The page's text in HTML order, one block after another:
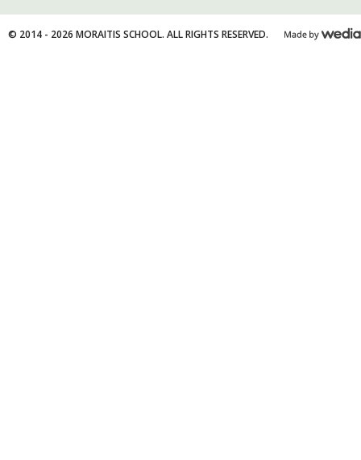
© 2014 - 2026 MORAITIS SCHOOL. ALL RIGHTS RESERVED.